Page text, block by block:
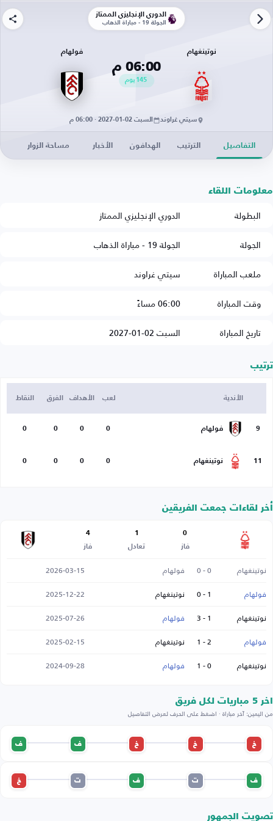
الدوري الإنجليزي الممتاز
الجولة 19 - مباراة الذهاب
نوتينغهام
06:00 م
145 يوم
فولهام
سيتي غراوند السبت 02-01-2027 · 06:00 م
التفاصيل الترتيب الهدافون الأخبار مساحة الزوار
معلومات اللقاء
البطولة
الدوري الإنجليزي الممتاز
الجولة
الجولة 19 - مباراة الذهاب
ملعب المباراة
سيتي غراوند
وقت المباراة
06:00 مساءً
تاريخ المباراة
السبت 02-01-2027
ترتيب
الأندية لعب الأهداف الفرق النقاط
9 فولهام 0
0
0
0
11 نوتينغهام 0
0
0
0
أخر لقاءات جمعت الفريقين
0
فاز
1
تعادل
4
فاز
نوتينغهام 0 - 0 فولهام
2026-03-15
فولهام
1 - 0 نوتينغهام
2025-12-22
نوتينغهام
1 - 3 فولهام
2025-07-26
فولهام
2 - 1 نوتينغهام
2025-02-15
نوتينغهام
0 - 1 فولهام 2024-09-28
اخر 5 مباريات لكل فريق
من اليمين: آخر مباراة · اضغط على الحرف لعرض التفاصيل
خ خ خ ف ف
ف ت ف ت خ
تصويت الجمهور